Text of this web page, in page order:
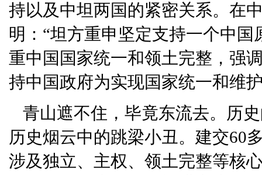
持以及中坦两国的紧密关系。在
明：“坦方重申坚定支持一个中
重中国国家统一和领土完整，强
持中国政府为实现国家统一和维
青山遮不住，毕竟东流去。历
历史烟云中的跳梁小丑。建交60
涉及独立、主权、领土完整等核